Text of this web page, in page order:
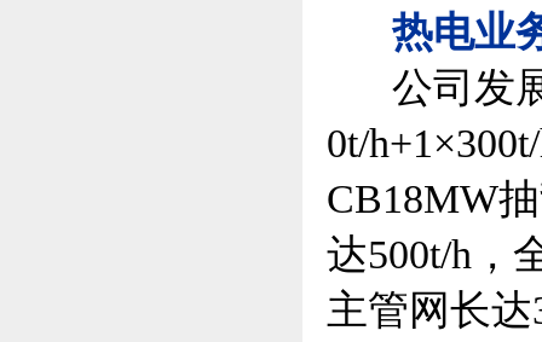
热电业
公司发展
0t/
CB18MW
达500t/h，
主管网长